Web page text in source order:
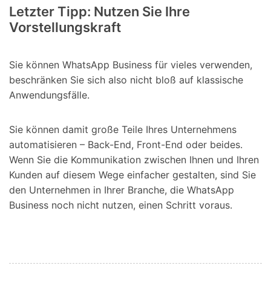
Letzter Tipp: Nutzen Sie Ihre
Vorstellungskraft
Sie können WhatsApp Business für vieles verwenden,
beschränken Sie sich also nicht bloß auf klassische
Anwendungsfälle.
Sie können damit große Teile Ihres Unternehmens
automatisieren – Back-End, Front-End oder beides.
Wenn Sie die Kommunikation zwischen Ihnen und Ihren
Kunden auf diesem Wege einfacher gestalten, sind Sie
den Unternehmen in Ihrer Branche, die WhatsApp
Business noch nicht nutzen, einen Schritt voraus.